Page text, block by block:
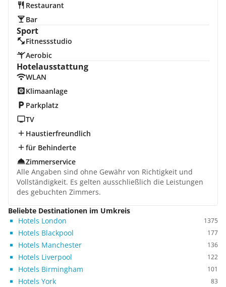
Restaurant
Bar
Sport
Fitnessstudio
Aerobic
Hotelausstattung
WLAN
Klimaanlage
Parkplatz
TV
Haustierfreundlich
für Behinderte
Zimmerservice
Alle Angaben sind ohne Gewähr von Richtigkeit und
Vollständigkeit. Es gelten ausschließlich die Leistungen
des gebuchten Zimmers.
Beliebte Destinationen im Umkreis
Hotels London
1375
Hotels Blackpool 177
Hotels Manchester 136
Hotels Liverpool 122
Hotels Birmingham 101
Hotels York 83